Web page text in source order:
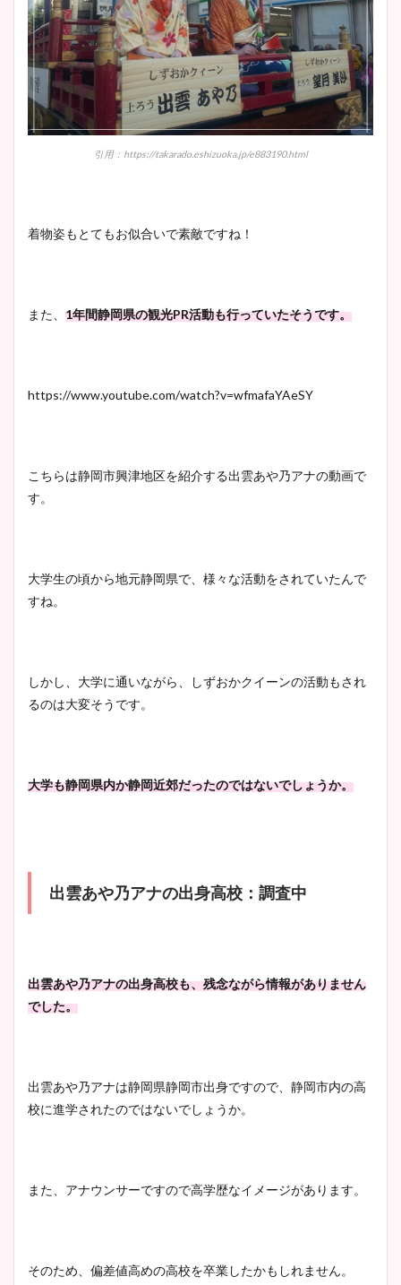
まとめた！
引用：https://takarado.eshizuoka.jp/e883190.html
着物姿もとてもお似合いで素敵ですね！
また、 1年間静岡県の観光PR活動も行っていたそうです。
https://www.youtube.com/watch?v=wfmafaYAeSY
こちらは静岡市興津地区を紹介する出雲あや乃アナの動画で
す。
大学生の頃から地元静岡県で、様々な活動をされていたんで
すね。
しかし、大学に通いながら、しずおかクイーンの活動もされ
るのは大変そうです。
大学も静岡県内か静岡近郊だったのではないでしょうか。
出雲あや乃アナの出身高校：調査中
出雲あや乃アナの出身高校も、残念ながら情報がありません
でした。
出雲あや乃アナは静岡県静岡市出身ですので、静岡市内の高
校に進学されたのではないでしょうか。
また、アナウンサーですので高学歴なイメージがあります。
そのため、偏差値高めの高校を卒業したかもしれません。